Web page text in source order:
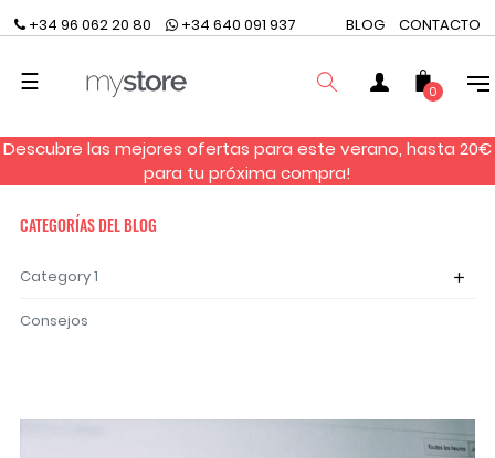
+34 96 062 20 80 +34 640 091 937 CONTACTO
BLOG
Navegación
☰
BUSCAR
0
Descubre las mejores ofertas para este verano, hasta 20€
para tu próxima compra!
CATEGORÍAS DEL BLOG
Category 1 add
Consejos